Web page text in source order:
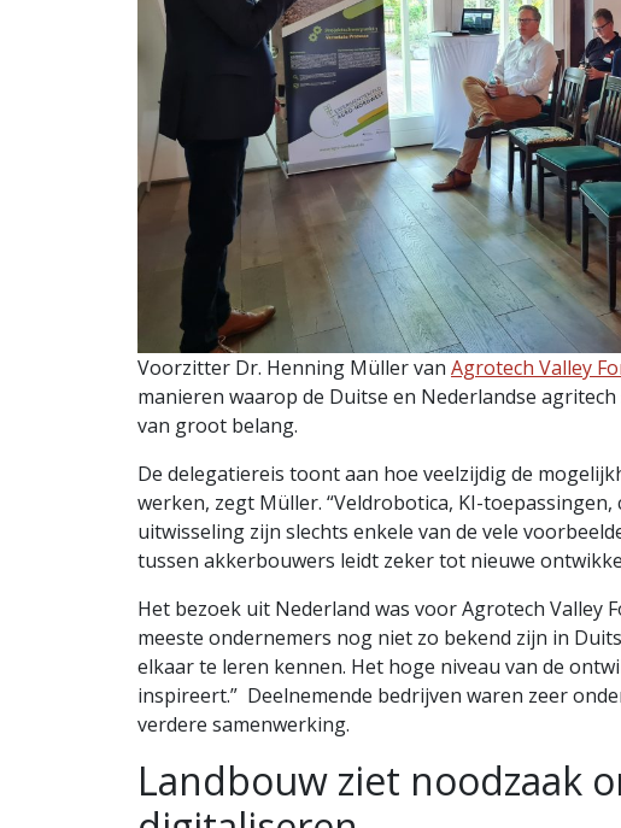
Voorzitter Dr. Henning Müller van Agrotech Valley
manieren waarop de Duitse en Nederlandse
van groot belang.
De delegatiereis toont aan hoe veelzijdig de
werken, zegt Müller. “Veldrobotica, KI-toepassingen,
uitwisseling zijn slechts enkele van de vele
tussen akkerbouwers leidt zeker tot nieuwe
Het bezoek uit Nederland was voor Agrotech Valley
meeste ondernemers nog niet zo bekend zijn in
elkaar te leren kennen. Het hoge niveau van de
inspireert.” Deelnemende bedrijven waren zeer
verdere samenwerking.
Landbouw ziet noodzaak